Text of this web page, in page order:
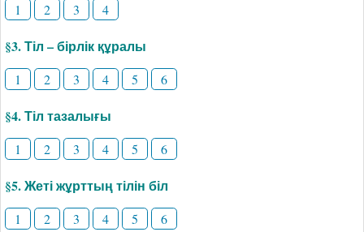
1 2 3 4
§3. Тіл – бірлік құралы
1 2 3 4 5 6
§4. Тіл тазалығы
1 2 3 4 5 6
§5. Жеті жұрттың тілін біл
1 2 3 4 5 6